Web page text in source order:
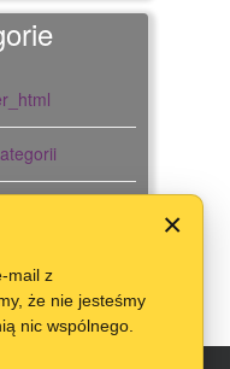
×
mail z
że nie jesteśmy
nic wspólnego.